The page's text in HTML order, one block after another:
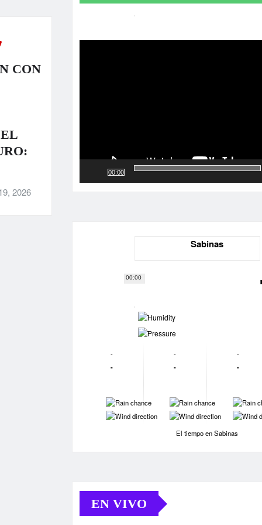
CON
2026
00:00
00:00
Sabinas
-
-
-
-
-
-
-
-
-
-
-
-
-
-
El tiempo en Sabinas
EN VIVO